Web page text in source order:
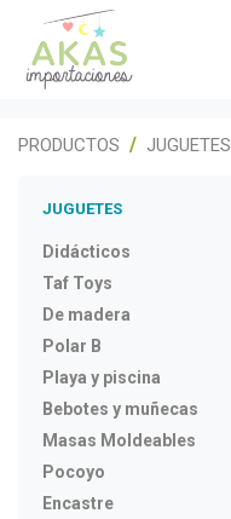
PRODUCTOS JUGUETES
JUGUETES
Didácticos
Taf Toys
De madera
Polar B
Playa y piscina
Bebotes y muñecas
Masas Moldeables
Pocoyo
Encastre